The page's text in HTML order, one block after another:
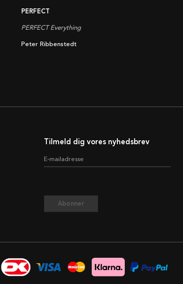
PERFECT
PERFECT Everything
Peter Ribbenstedt
Tilmeld dig vores nyhedsbrev
E-mailadresse
Abonner